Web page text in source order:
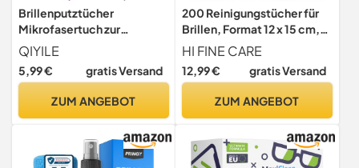
Brillenputztücher
Mikrofasertuch zur
Reinigung 20 Stück
Brillenreinigungstücher
Weich Reinigungstuch für
Smartphone und Tabletten,
QIYILE
5,99 € gratis Versand
ZUM ANGEBOT
200 Reinigungstücher für
Brillen, Format 12 x 15 cm,
einzeln verpackt, schnell
und ohne Schlieren, ideal
für optische Gläser,
Tablets und
HI FINE CARE
12,99 € gratis Versand
ZUM ANGEBOT